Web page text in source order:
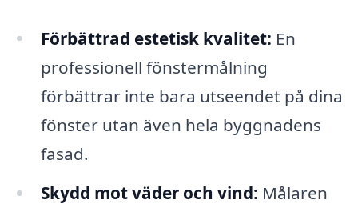
Förbättrad estetisk kvalitet: En
professionell fönstermålning
förbättrar inte bara utseendet på dina
fönster utan även hela byggnadens
fasad.
Skydd mot väder och vind: Målaren